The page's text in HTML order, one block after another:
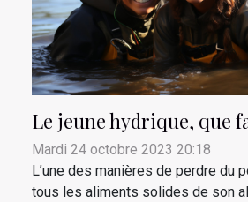
Le jeune hydrique, que
Mardi 24 octobre 2023 20:18
L’une des manières de perdre du
tous les aliments solides de son